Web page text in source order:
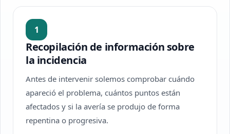
1
Recopilación de información sobre
la incidencia
Antes de intervenir solemos comprobar cuándo
apareció el problema, cuántos puntos están
afectados y si la avería se produjo de forma
repentina o progresiva.